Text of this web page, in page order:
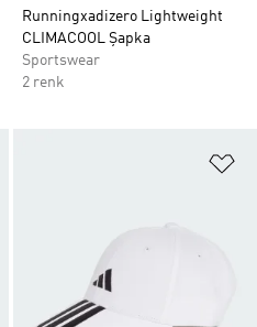
Runningxadizero Lightweight
CLIMACOOL Şapka
Sportswear
2 renk